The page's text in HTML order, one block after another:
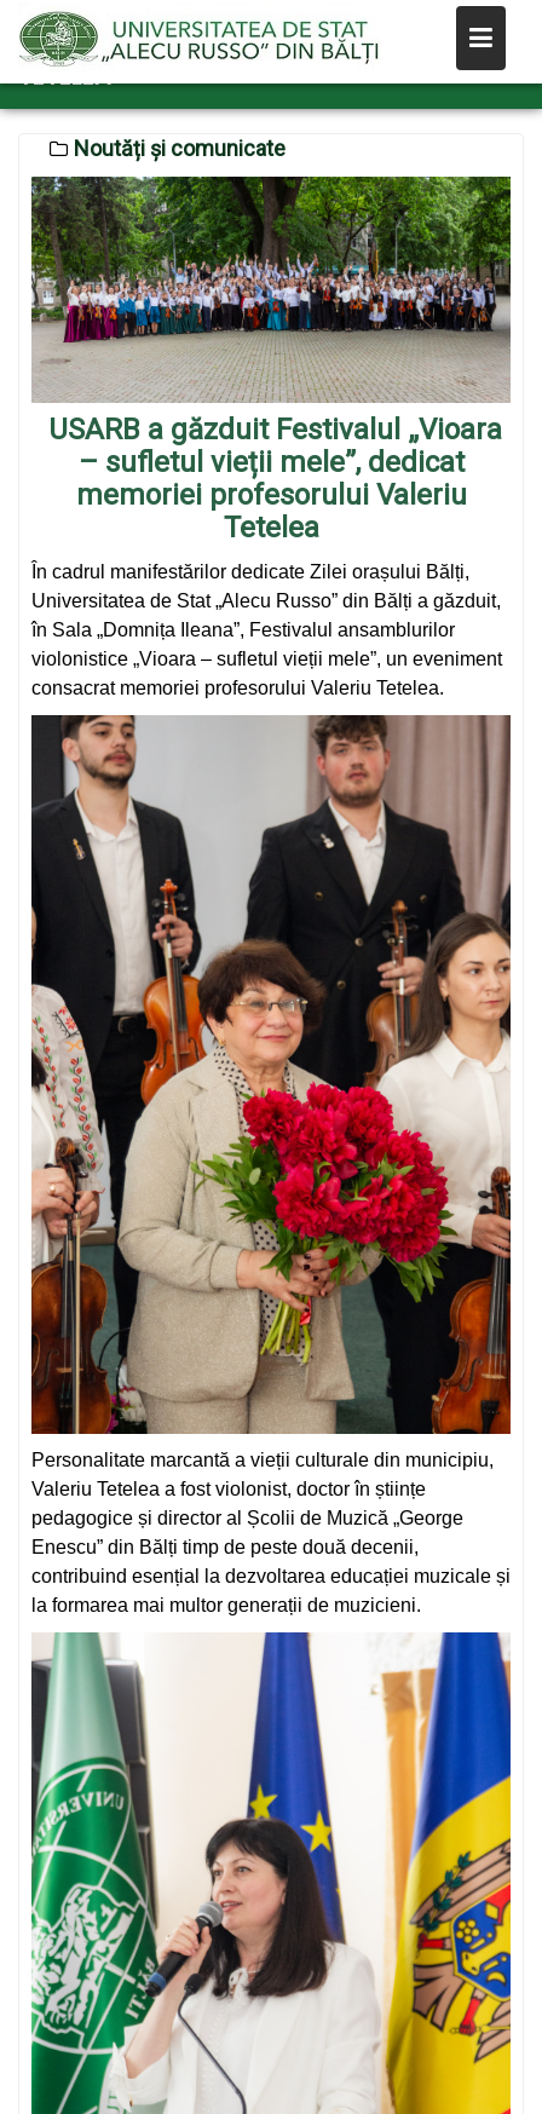
content
– SUFLETUL VIEȚII MELE”, DEDICAT
MEMORIEI PROFESORULUI VALERIU
TETELEA
Noutăți și comunicate
USARB a găzduit Festivalul „Vioara
– sufletul vieții mele”, dedicat
memoriei profesorului Valeriu
Tetelea
În cadrul manifestărilor dedicate Zilei orașului Bălți,
Universitatea de Stat „Alecu Russo” din Bălți a găzduit,
în Sala „Domnița Ileana”, Festivalul ansamblurilor
violonistice „Vioara – sufletul vieții mele”, un eveniment
consacrat memoriei profesorului Valeriu Tetelea.
Personalitate marcantă a vieții culturale din municipiu,
Valeriu Tetelea a fost violonist, doctor în științe
pedagogice și director al Școlii de Muzică „George
Enescu” din Bălți timp de peste două decenii,
contribuind esențial la dezvoltarea educației muzicale și
la formarea mai multor generații de muzicieni.